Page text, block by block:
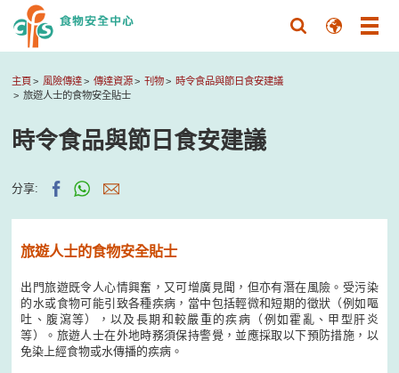
主頁 風險傳達 傳達資源 刊物
時令食品與節日食安建議
旅遊人士的食物安全貼士
時令食品與節日食安建議
分享:
旅遊人士的食物安全貼士
出門旅遊既令人心情興奮，又可增廣見聞，但亦有潛在風險。受污染
的水或食物可能引致各種疾病，當中包括輕微和短期的徵狀（例如嘔
吐、腹瀉等），以及長期和較嚴重的疾病（例如霍亂、甲型肝炎
等）。旅遊人士在外地時務須保持警覺，並應採取以下預防措施，以
免染上經食物或水傳播的疾病。